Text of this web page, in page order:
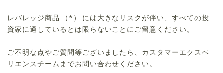
レバレッジ商品 （*）
には大きなリスクが伴い、すべての投
資家に適しているとは限らないことにご留意ください。
ご不明な点やご質問等ございましたら、カスタマーエクスペ
リエンスチームまでお問い合わせください。